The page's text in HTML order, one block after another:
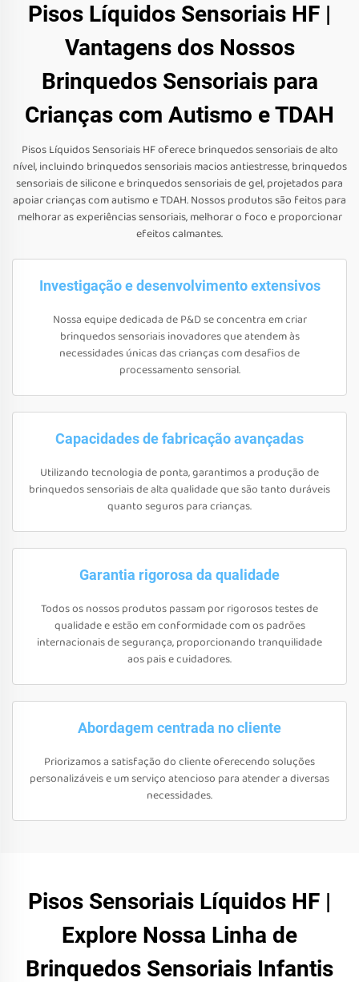
Pisos Líquidos Sensoriais HF |
Vantagens dos Nossos
Brinquedos Sensoriais para
Crianças com Autismo e TDAH
Pisos Líquidos Sensoriais HF oferece brinquedos sensoriais de alto
nível, incluindo brinquedos sensoriais macios antiestresse, brinquedos
sensoriais de silicone e brinquedos sensoriais de gel, projetados para
apoiar crianças com autismo e TDAH. Nossos produtos são feitos para
melhorar as experiências sensoriais, melhorar o foco e proporcionar
efeitos calmantes.
Investigação e desenvolvimento extensivos
Nossa equipe dedicada de P&D se concentra em criar
brinquedos sensoriais inovadores que atendem às
necessidades únicas das crianças com desafios de
processamento sensorial.
Capacidades de fabricação avançadas
Utilizando tecnologia de ponta, garantimos a produção de
brinquedos sensoriais de alta qualidade que são tanto duráveis
quanto seguros para crianças.
Garantia rigorosa da qualidade
Todos os nossos produtos passam por rigorosos testes de
qualidade e estão em conformidade com os padrões
internacionais de segurança, proporcionando tranquilidade
aos pais e cuidadores.
Abordagem centrada no cliente
Priorizamos a satisfação do cliente oferecendo soluções
personalizáveis e um serviço atencioso para atender a diversas
necessidades.
Pisos Sensoriais Líquidos HF |
Explore Nossa Linha de
Brinquedos Sensoriais Infantis